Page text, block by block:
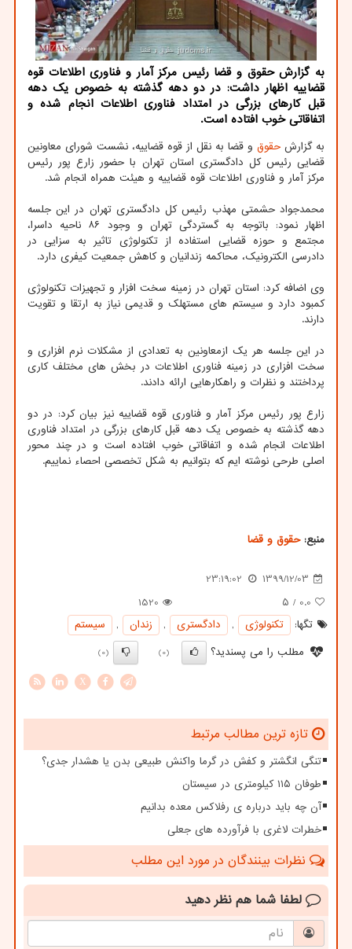
به گزارش حقوق و قضا رئیس مرکز آمار و فناوری اطلاعات قوه
قضاییه اظهار داشت: در دو دهه گذشته به خصوص یک دهه
قبل کارهای بزرگی در امتداد فناوری اطلاعات انجام شده و
اتفاقاتی خوب افتاده است.
به گزارش حقوق و قضا به نقل از قوه قضاییه، نشست شورای معاونین
قضایی رئیس کل دادگستری استان تهران با حضور زارع پور رئیس
مرکز آمار و فناوری اطلاعات قوه قضاییه و هیئت همراه انجام شد.
محمدجواد حشمتی مهذب رئیس کل دادگستری تهران در این جلسه
اظهار نمود: باتوجه به گستردگی تهران و وجود ۸۶ ناحیه داسرا،
مجتمع و حوزه قضایی استفاده از تکنولوژی تاثیر به سزایی در
دادرسی الکترونیک، محاکمه زندانیان و کاهش جمعیت کیفری دارد.
وی اضافه کرد: استان تهران در زمینه سخت افزار و تجهیزات تکنولوژی
کمبود دارد و سیستم های مستهلک و قدیمی نیاز به ارتقا و تقویت
دارند.
در این جلسه هر یک ازمعاونین به تعدادی از مشکلات نرم افزاری و
سخت افزاری در زمینه فناوری اطلاعات در بخش های مختلف کاری
پرداختند و نظرات و راهکارهایی ارائه دادند.
زارع پور رئیس مرکز آمار و فناوری قوه قضاییه نیز بیان کرد: در دو
دهه گذشته به خصوص یک دهه قبل کارهای بزرگی در امتداد فناوری
اطلاعات انجام شده و اتفاقاتی خوب افتاده است و در چند محور
اصلی طرحی نوشته ایم که بتوانیم به شکل تخصصی احصاء نماییم.
منبع:حقوق و قضا
1399/12/03
23:19:02
0.0 / ۵
1520
تگها:
تكنولوژی , دادگستری , زندان ,
سیستم
مطلب را می پسندید؟
(0)
(0)
X
تازه ترین مطالب مرتبط
تنگی انگشتر و کفش در گرما واکنش طبیعی بدن یا هشدار جدی؟
طوفان ۱۱۵ کیلومتری در سیستان
آن چه باید درباره ی رفلاکس معده بدانیم
خطرات لاغری با فرآورده های جعلی
نظرات بینندگان در مورد این مطلب
لطفا شما هم نظر دهید